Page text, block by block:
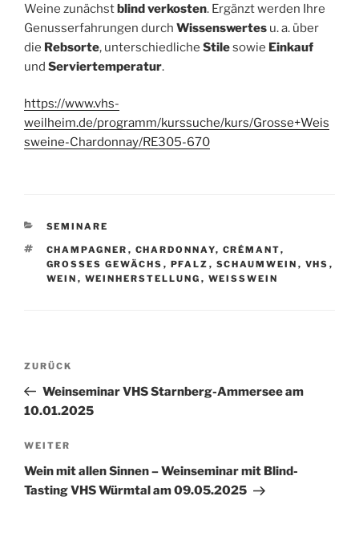
Weine zunächstblind verkosten. Ergänzt werden Ihre
Genusserfahrungen durch Wissenswertes u. a. über
die Rebsorte, unterschiedliche Stilesowie Einkauf
und Serviertemperatur.
https://www.vhs-
weilheim.de/programm/kurssuche/kurs/Grosse+Weis
sweine-Chardonnay/RE305-670
KATEGORIEN
SEMINARE
SCHLAGWÖRTER
CHAMPAGNER , CHARDONNAY, CRÉMANT,
GROSSES GEWÄCHS
, PFALZ , SCHAUMWEIN , VHS ,
WEIN , WEINHERSTELLUNG , WEISSWEIN
Beitragsnavigation
Vorheriger
Beitrag
ZURÜCK
Weinseminar VHS Starnberg-Ammersee am
10.01.2025
Nächster
Beitrag
WEITER
Wein mit allen Sinnen – Weinseminar mit Blind-
Tasting VHS Würmtal am 09.05.2025